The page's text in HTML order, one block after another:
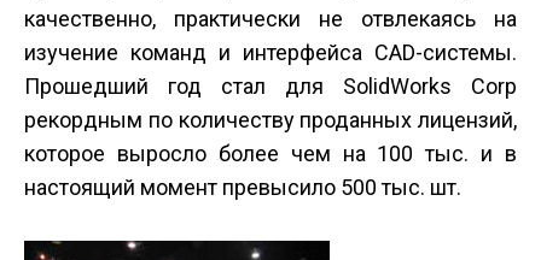
качественно, практически не отвлекаясь на
изучение команд и интерфейса CAD-системы.
Прошедший год стал для SolidWorks Corp
рекордным по количеству проданных лицензий,
которое выросло более чем на 100 тыс. и в
настоящий момент превысило 500 тыс. шт.